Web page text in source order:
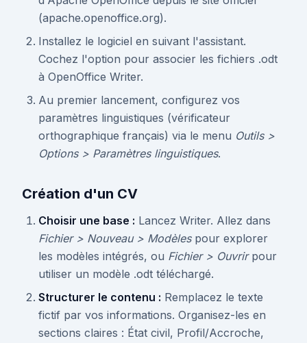
(apache.openoffice.org).
Installez le logiciel en suivant l'assistant.
Cochez l'option pour associer les fichiers .odt
à OpenOffice Writer.
Au premier lancement, configurez vos
paramètres linguistiques (vérificateur
orthographique français) via le menu Outils >
Options > Paramètres linguistiques.
Création d'un CV
Choisir une base : Lancez Writer. Allez dans
Fichier > Nouveau > Modèlespour explorer
les modèles intégrés, ou Fichier > Ouvrirpour
utiliser un modèle .odt téléchargé.
Structurer le contenu : Remplacez le texte
fictif par vos informations. Organisez-les en
sections claires : État civil, Profil/Accroche,